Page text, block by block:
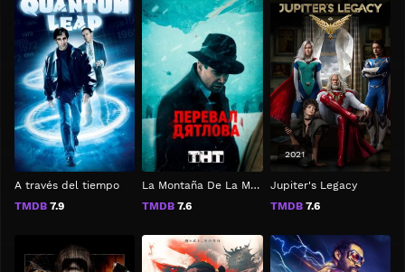
A través del tiempo
TMDB 7.9
La Montaña De La Muerte: El Incidente del Paso Dyatlov
TMDB 7.6
Jupiter's Legacy
TMDB7.6
2021